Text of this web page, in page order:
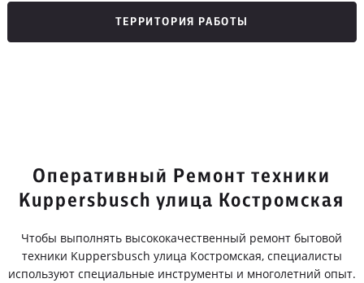
ТЕРРИТОРИЯ РАБОТЫ
Оперативный Ремонт техники
Kuppersbusch улица Костромская
Чтобы выполнять высококачественный ремонт бытовой
техники Kuppersbusch улица Костромская, специалисты
используют специальные инструменты и многолетний опыт.